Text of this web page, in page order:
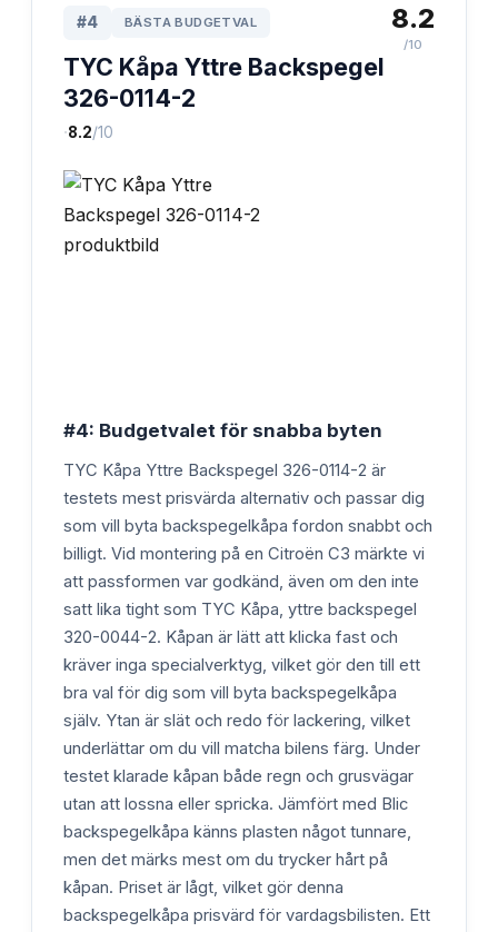
#4 BÄSTA BUDGETVAL
TYC Kåpa Yttre Backspegel
326-0114-2
·8.2/10
8.2
/10
#4: Budgetvalet för snabba byten
TYC Kåpa Yttre Backspegel 326-0114-2 är
testets mest prisvärda alternativ och passar dig
som vill byta backspegelkåpa fordon snabbt och
billigt. Vid montering på en Citroën C3 märkte vi
att passformen var godkänd, även om den inte
satt lika tight som TYC Kåpa, yttre backspegel
320-0044-2. Kåpan är lätt att klicka fast och
kräver inga specialverktyg, vilket gör den till ett
bra val för dig som vill byta backspegelkåpa
själv. Ytan är slät och redo för lackering, vilket
underlättar om du vill matcha bilens färg. Under
testet klarade kåpan både regn och grusvägar
utan att lossna eller spricka. Jämfört med Blic
backspegelkåpa känns plasten något tunnare,
men det märks mest om du trycker hårt på
kåpan. Priset är lågt, vilket gör denna
backspegelkåpa prisvärd för vardagsbilisten. Ett